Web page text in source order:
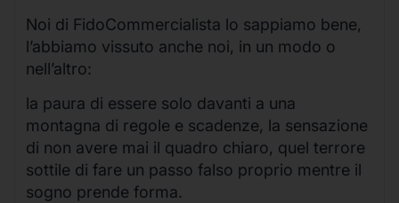
Noi di FidoCommercialista lo sappiamo bene,
l’abbiamo vissuto anche noi, in un modo o
nell’altro:
la paura di essere solo davanti a una
montagna di regole e scadenze, la sensazione
di non avere mai il quadro chiaro, quel terrore
sottile di fare un passo falso proprio mentre il
sogno prende forma.